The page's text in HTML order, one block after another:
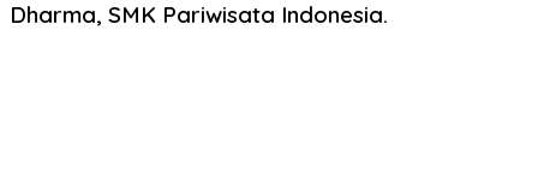
Dharma, SMK Pariwisata Indonesia.